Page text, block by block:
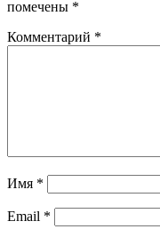
помечены *
Комментарий *
Имя *
Email *